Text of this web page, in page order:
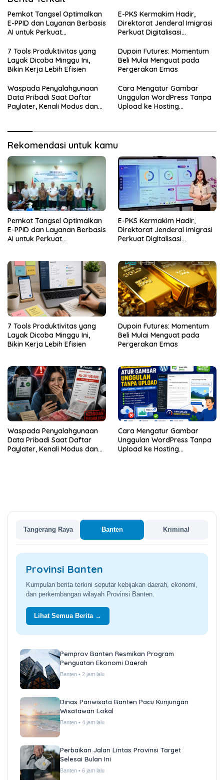
Pemkot Tangsel Optimalkan
E-PPID dan Layanan Berbasis
AI untuk Perkuat
Publik
E-PKS Kermakim Hadir,
Direktorat Jenderal Imigrasi
Perkuat Digitalisasi
Sama
7 Tools Produktivitas yang
Layak Dicoba Minggu Ini,
Bikin Kerja Lebih Efisien
Dupoin Futures: Momentum
Beli Mulai Menguat pada
Pergerakan Emas
Waspada Penyalahgunaan
Data Pribadi Saat Daftar
Paylater, Kenali Modus dan
Cara Mengatur Gambar
Unggulan WordPress Tanpa
Upload ke Hosting
Rekomendasi untuk kamu
Pemkot Tangsel Optimalkan
E-PPID dan Layanan Berbasis
AI untuk Perkuat
E-PKS Kermakim Hadir,
Direktorat Jenderal Imigrasi
Perkuat Digitalisasi
7 Tools Produktivitas yang
Layak Dicoba Minggu Ini,
Bikin Kerja Lebih Efisien
Dupoin Futures: Momentum
Beli Mulai Menguat pada
Pergerakan Emas
Waspada Penyalahgunaan
Data Pribadi Saat Daftar
Paylater, Kenali Modus dan
Cara Mengatur Gambar
Unggulan WordPress Tanpa
Upload ke Hosting
Tangerang Raya Banten Kriminal
Provinsi Banten
Kumpulan berita terkini seputar kebijakan daerah, ekonomi,
dan perkembangan wilayah Provinsi Banten.
Lihat Semua Berita →
Pemprov Banten Resmikan Program
Penguatan Ekonomi Daerah
Banten • 2 jam lalu
Dinas Pariwisata Banten Pacu Kunjungan
Wisatawan Lokal
Banten • 4 jam lalu
Perbaikan Jalan Lintas Provinsi Target
Selesai Bulan Ini
Banten • 6 jam lalu